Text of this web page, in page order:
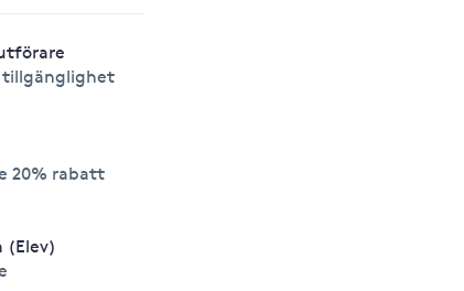
tillgänglighet
20% rabatt
(Elev)